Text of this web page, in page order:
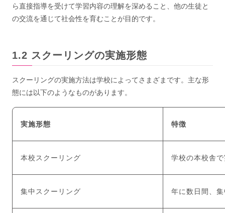
ら直接指導を受けて学習内容の理解を深めること、他の生徒と
の交流を通じて社会性を育むことが目的です。
スクーリングの実施形態
スクーリングの実施方法は学校によってさまざまです。主な形
態には以下のようなものがあります。
実施形態 特徴
本校スクーリング 学校の本校舎
集中スクーリング 年に数日間、